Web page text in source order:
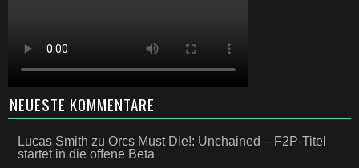
NEUESTE KOMMENTARE
Lucas Smith zu Orcs Must Die!: Unchained – F2P-Titel
startet in die offene Beta